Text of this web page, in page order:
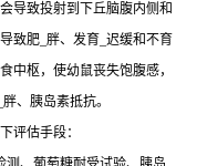
导致投射到下丘脑腹内侧和
致肥_胖、发育_迟缓和不育
中枢，使幼鼠丧失饱腹感，
、胰岛素抵抗。
评估手段：